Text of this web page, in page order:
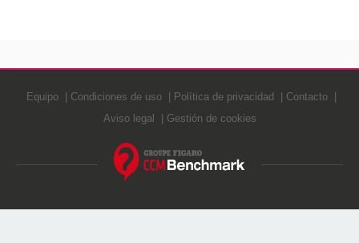
Equipo Condiciones de uso Política de privacidad
Contacto
Aviso legal
Gestión de cookies